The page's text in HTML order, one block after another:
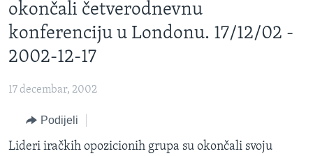
na
glavnu
navigaciju
na
FOTOGRAFIJE DANA
VIJESTI
SVIJET
SPECIJALNI PROJEKTI
KORUPCIJA
SLOBODA MEDIJA
okončali četverodnevnu
konferenciju u Londonu. 17/12/02 -
2002-12-17
17 decembar, 2002
Podijeli
Lideri iračkih opozicionih grupa su okončali svoju